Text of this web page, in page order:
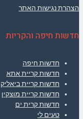
הצהרת נגישות האתר
חדשות חיפה והקריות
חדשות חיפה
חדשות קריית אתא
חדשות קריית ביאליק
חדשות קריית מוצקין
חדשות קרית ים
טעים לי